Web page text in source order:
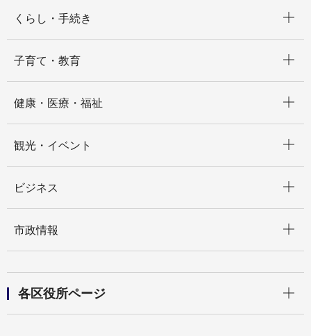
くらし・手続き
子育て・教育
健康・医療・福祉
観光・イベント
ビジネス
市政情報
各区役所ページ